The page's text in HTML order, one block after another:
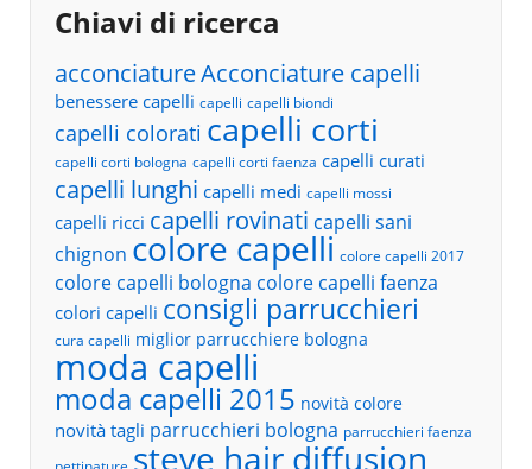
Chiavi di ricerca
acconciatureAcconciature capelli
benessere capelli capelli capelli biondi
capelli colorati capelli corti
capelli corti bologna capelli corti faenza capelli curati
capelli lunghi capelli medi capelli mossi
capelli ricci capelli rovinati capelli sani
chignon colore capelli colore capelli 2017
colore capelli bologna colore capelli faenza
colori capelli consigli parrucchieri
cura capelli miglior parrucchiere bologna
moda capelli
moda capelli 2015 novità colore
novità tagli parrucchieri bologna parrucchieri faenza
steve hair diffusion